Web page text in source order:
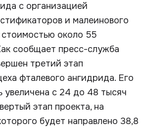
с организацией
и малеинового
около 55
сообщает пресс-служба
третий этап
фталевого ангидрида. Его
увеличена с 24 до 48 тысяч
этап проекта, на
будет направлено 38,8